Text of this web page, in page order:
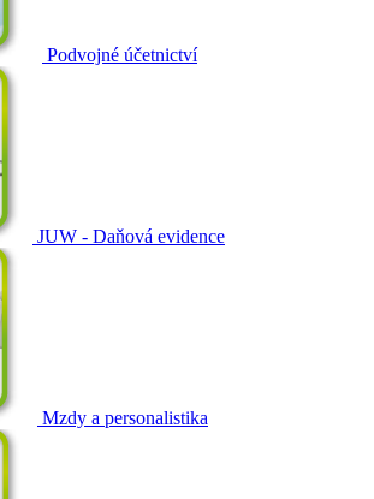
Podvojné účetnictví
JUW - Daňová evidence
Mzdy a personalistika